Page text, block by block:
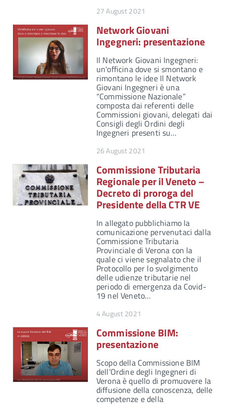
27 August 2021
Network Giovani
Ingegneri: presentazione
Il Network Giovani Ingegneri:
un'officina dove si smontano e
rimontano le idee Il Network
Giovani Ingegneri è una
“Commissione Nazionale”
composta dai referenti delle
Commissioni giovani, delegati dai
Consigli degli Ordini degli
Ingegneri presenti su…
26 August 2021
Commissione Tributaria
Regionale per il Veneto –
Decreto di proroga del
Presidente della CTR VE
In allegato pubblichiamo la
comunicazione pervenutaci dalla
Commissione Tributaria
Provinciale di Verona con la
quale ci viene segnalato che il
Protocollo per lo svolgimento
delle udienze tributarie nel
periodo di emergenza da Covid-
19 nel Veneto…
4 August 2021
Commissione BIM:
presentazione
Scopo della Commissione BIM
dell’Ordine degli Ingegneri di
Verona è quello di promuovere la
diffusione della conoscenza, delle
competenze e della